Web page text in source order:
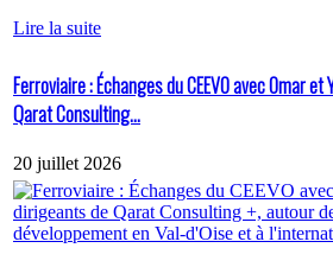
Lire la suite
Ferroviaire : Échanges du CEEVO avec Omar
Qarat Consulting...
20 juillet 2026